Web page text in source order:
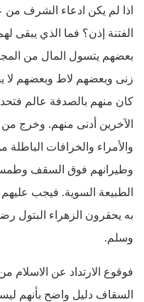
اذا لم يكن ادعاء الشرف من
الفتنة إذن؟ فما الذي يبقى
بعضهم يتسول المال من
زنى وبعضهم لاط وبعضهم لا
كان منهم بالصدفة عالم
الآخرين أدنى منهم. وخرج
والأمراء والخرافات
وطيرانهم فوق السقف
الطبيعة السوية. فيجب عليهم
به يحقرون الزهراء البتول
وسلم.
فوقوع الارتداد عن
السقاف دليل واضح بأنهم